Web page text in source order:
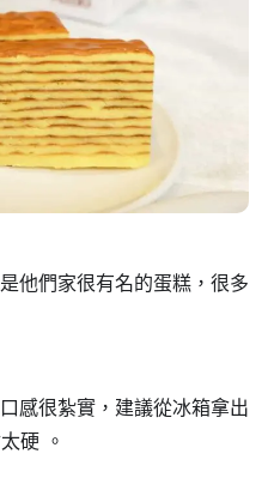
他們家很有名的蛋糕，很多
感很紮實，建議從冰箱拿出
硬 。